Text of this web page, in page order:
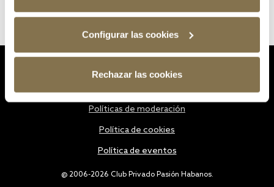
Configurar las cookies
Rechazar las cookies
@ 2006-2026 Club Privado Pasión Habanos.
Políticas de moderación
Política de cookies
Política de eventos